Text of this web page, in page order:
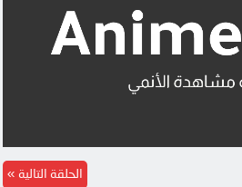
الحلقة التالية